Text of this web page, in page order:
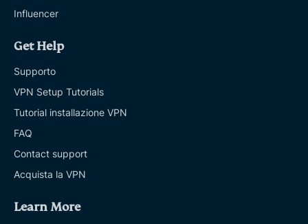
Influencer
Get Help
Supporto
VPN Setup Tutorials
Tutorial installazione VPN
FAQ
Contact support
Acquista la VPN
Learn More